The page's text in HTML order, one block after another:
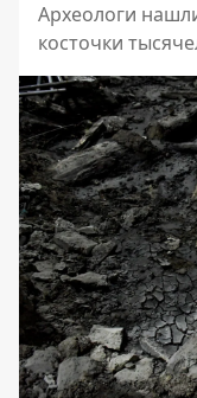
Археологи
косточки